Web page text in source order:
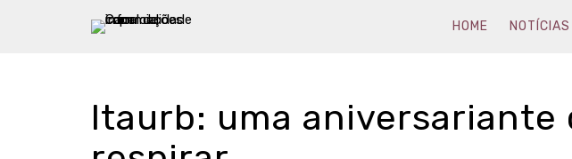
HOME NOTÍCIAS
Itaurb: uma aniversariante